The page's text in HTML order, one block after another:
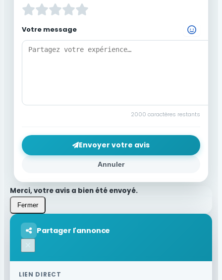
Votre message
Choisir un Emoji
2000 caractères restants
Annuler
Envoyer votre avis
Merci, votre avis a bien été envoyé.
Fermer
Partager l'annonce
LIEN DIRECT